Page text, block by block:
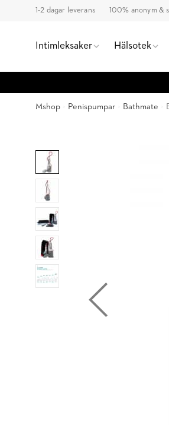
1-2 dagar leverans 100% anonym &
Intimleksaker Hälsotek
Mshop Penispumpar Bathmate